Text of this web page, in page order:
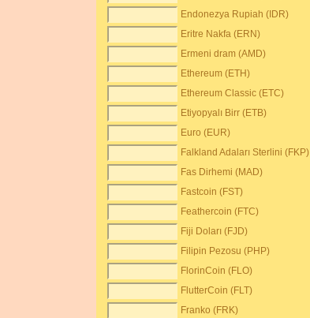
Endonezya Rupiah (IDR)
Eritre Nakfa (ERN)
Ermeni dram (AMD)
Ethereum (ETH)
Ethereum Classic (ETC)
Etiyopyalı Birr (ETB)
Euro (EUR)
Falkland Adaları Sterlini (FKP)
Fas Dirhemi (MAD)
Fastcoin (FST)
Feathercoin (FTC)
Fiji Doları (FJD)
Filipin Pezosu (PHP)
FlorinCoin (FLO)
FlutterCoin (FLT)
Franko (FRK)